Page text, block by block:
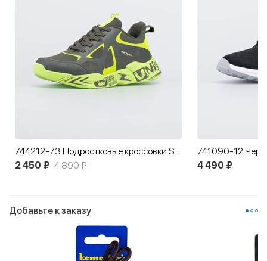
744212-73 Подростковые кроссовки Softshell
2 450 ₽ 4 890 ₽ 4 490 ₽
Добавьте к заказу